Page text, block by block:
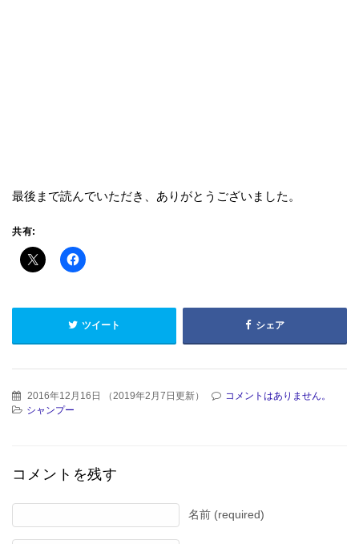
最後まで読んでいただき、ありがとうございました。
共有:
ツイート シェア
2016年12月16日 （2019年2月7日更新）
コメントはありません。
シャンプー
コメントを残す
名前 (required)